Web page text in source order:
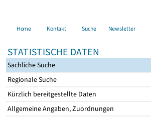
Home Kontakt Suche Newsletter
STATISTISCHE DATEN
Sachliche Suche
Regionale Suche
Kürzlich bereitgestellte Daten
Allgemeine Angaben, Zuordnungen